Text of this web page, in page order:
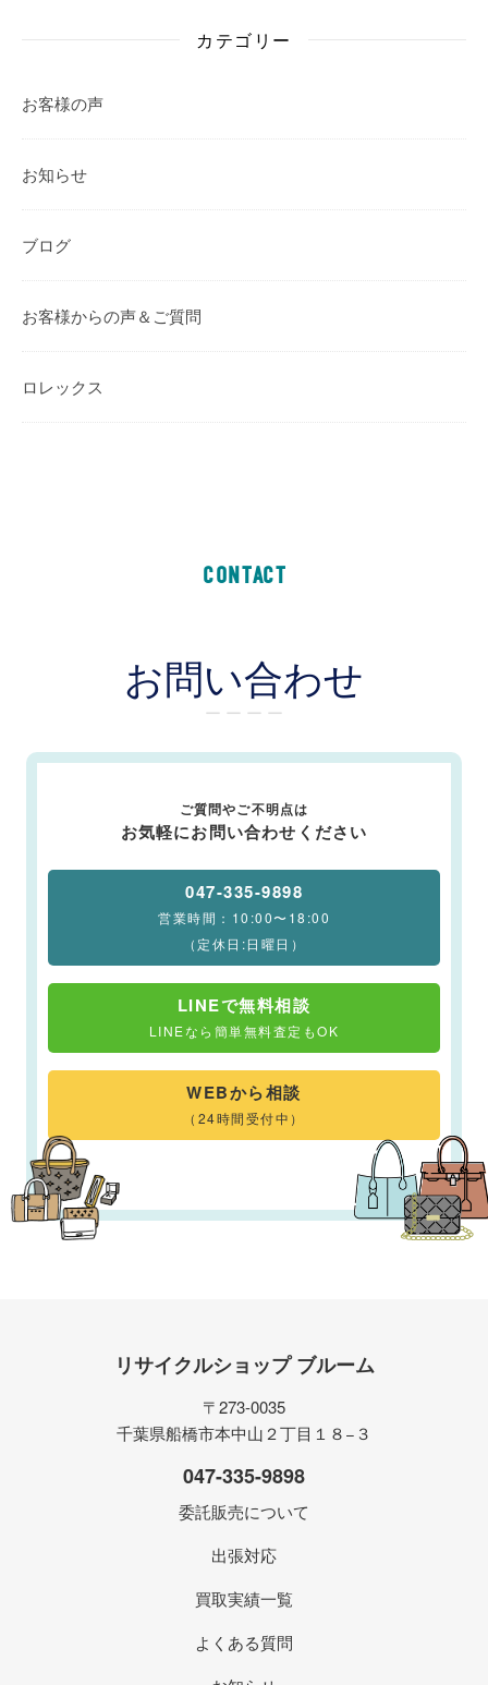
カテゴリー
お客様の声
お知らせ
ブログ
お客様からの声＆ご質問
ロレックス
CONTACT
お問い合わせ
ー ー ー ー
ご質問やご不明点は
お気軽にお問い合わせください
047-335-9898
営業時間：10:00〜18:00
（定休日:日曜日）
LINEで無料相談
LINEなら簡単無料査定もOK
WEBから相談
（24時間受付中）
リサイクルショップ ブルーム
〒273-0035
千葉県船橋市本中山２丁目１８−３
047-335-9898
委託販売について
出張対応
買取実績一覧
よくある質問